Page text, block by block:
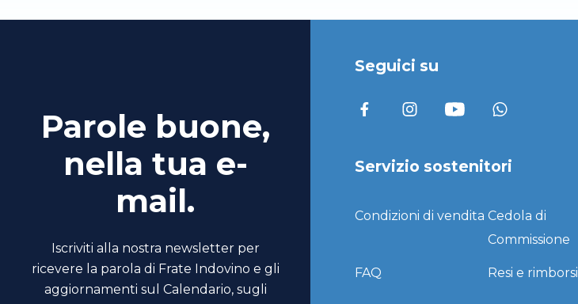
Parole buone,
nella tua e-
mail.
Iscriviti alla nostra newsletter per
ricevere la parola di Frate Indovino e gli
aggiornamenti sul Calendario, sugli
Seguici su
Servizio sostenitori
Condizioni di vendita Cedola di
Commissione
FAQ Resi e rimborsi